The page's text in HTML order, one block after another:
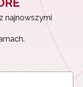
najnowszymi